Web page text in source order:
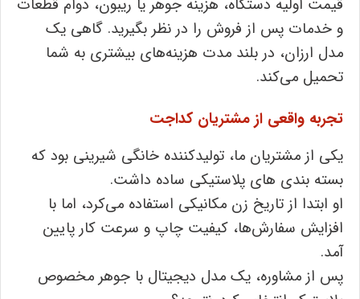
قیمت اولیه دستگاه، هزینه جوهر یا ریبون، دوام قطعات
و خدمات پس از فروش را در نظر بگیرید. گاهی یک
مدل ارزان، در بلند مدت هزینه‌های بیشتری به شما
تحمیل می‌کند.
تجربه واقعی از مشتریان کداجت
یکی از مشتریان ما، تولیدکننده خانگی شیرینی بود که
بسته‌ بندی‌ های پلاستیکی ساده داشت.
او ابتدا از تاریخ ‌زن مکانیکی استفاده می‌کرد، اما با
افزایش سفارش‌ها، کیفیت چاپ و سرعت کار پایین
آمد.
پس از مشاوره، یک مدل دیجیتال با جوهر مخصوص